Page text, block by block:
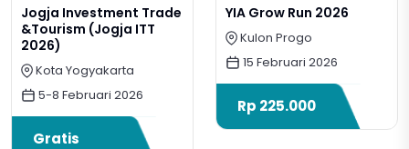
Jogja Investment Trade
&Tourism (Jogja ITT
2026)
Kota Yogyakarta
5-8 Februari 2026
Gratis
YIA Grow Run 2026
Kulon Progo
15 Februari 2026
Rp 225.000